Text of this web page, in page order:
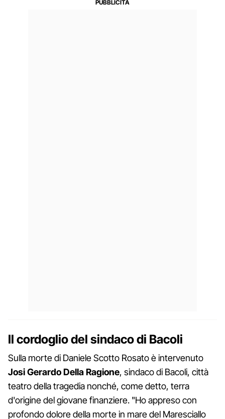
Il cordoglio del sindaco di Bacoli
Sulla morte di Daniele Scotto Rosato è intervenuto
Josi Gerardo Della Ragione, sindaco di Bacoli, città
teatro della tragedia nonché, come detto, terra
d'origine del giovane finanziere. "Ho appreso con
profondo dolore della morte in mare del Maresciallo